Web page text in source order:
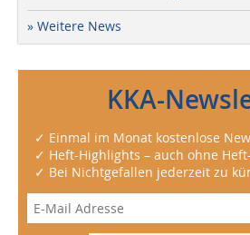
» Weitere News
KKA-
✓ Einmal im Monat kostenlose
✓ Heft-Highlights – auch ohne
✓ Bei Nichtgefallen jederzeit zu